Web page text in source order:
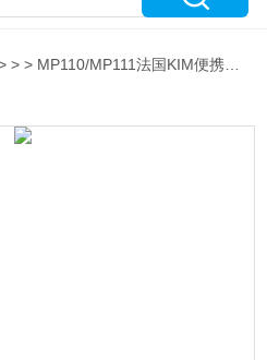
> > MP110/MP111法国KIM便携式差压MP110/MP111